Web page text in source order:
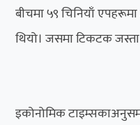
बीचमा ५९ चिनियाँ
थियो। जसमा टिकटक
इकोनोमिक